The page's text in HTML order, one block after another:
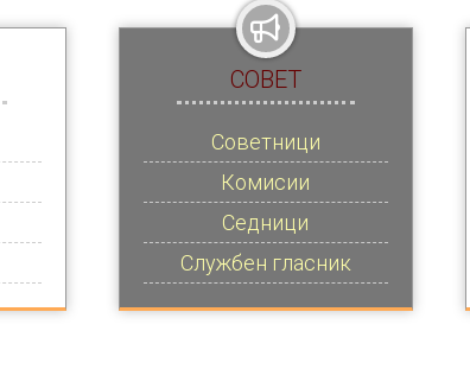
СОВЕТ
Советници
Комисии
Седници
Службен гласник